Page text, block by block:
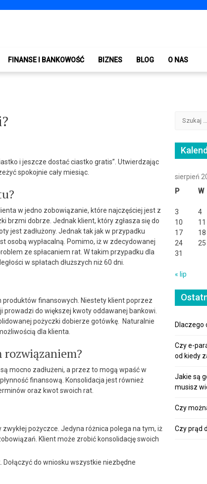
FINANSE I BANKOWOŚĆ BIZNES BLOG O NAS
i jeszcze dostać ciastko gratis”. Utwierdzając
spokojnie cały miesiąc.
w jedno zobowiązanie, które najczęściej jest z
brzmi dobrze. Jednak klient, który zgłasza się do
jest zadłużony. Jednak tak jak w przypadku
osobą wypłacalną. Pomimo, iż w zdecydowanej
ze spłacaniem rat. W takim przypadku dla
w spłatach dłuższych niż 60 dni.
finansowych. Niestety klient poprzez
prowadzi do większej kwoty oddawanej bankowi.
pożyczki dobierze gotówkę. Naturalnie
dla klienta.
mocno zadłużeni, a przez to mogą wpaść w
finansową. Konsolidacja jest również
oraz kwot swoich rat.
pożyczce. Jedyna różnica polega na tym, iż
Klient może zrobić konsolidację swoich
Dołączyć do wniosku wszystkie niezbędne
sierpień
P
W
3
4
10
11
17
18
24
25
31
« lip
Dlaczego
Czy e-
od kiedy
Jakie są
musisz
Czy
Czy prąd